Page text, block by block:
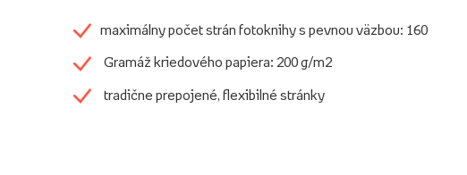
maximálny počet strán fotoknihy s pevnou väzbou: 160
Gramáž kriedového papiera: 200 g/m2
tradične prepojené, flexibilné stránky